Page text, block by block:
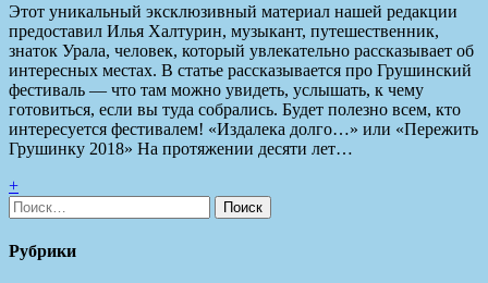
Этот уникальный эксклюзивный материал нашей редакции
предоставил Илья Халтурин, музыкант, путешественник,
знаток Урала, человек, который увлекательно рассказывает об
интересных местах. В статье рассказывается про Грушинский
фестиваль — что там можно увидеть, услышать, к чему
готовиться, если вы туда собрались. Будет полезно всем, кто
интересуется фестивалем! «Издалека долго…» или «Пережить
Грушинку 2018» На протяжении десяти лет…
+
Найти:
Рубрики